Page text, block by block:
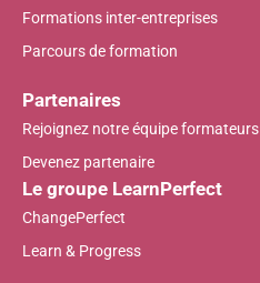
Formations inter-entreprises
Parcours de formation
Partenaires
Rejoignez notre équipe formateurs
Devenez partenaire
Le groupe LearnPerfect
ChangePerfect
Learn & Progress